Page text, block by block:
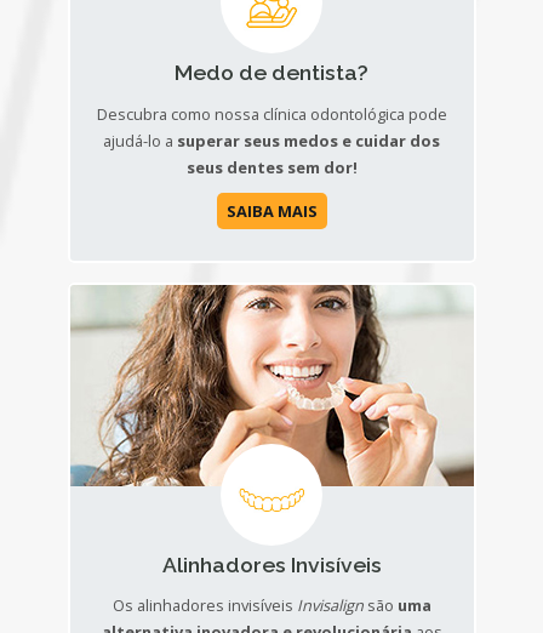
Medo de dentista?
Descubra como nossa clínica odontológica pode
ajudá-lo a superar seus medos e cuidar dos
seus dentes sem dor!
SAIBA MAIS
Alinhadores Invisíveis
Os alinhadores invisíveis Invisalignsão uma